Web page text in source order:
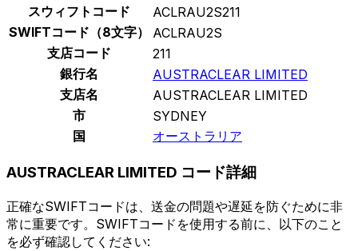
スウィフトコード
ACLRAU2S211
SWIFTコード（8文字）
ACLRAU2S
支店コード
211
銀行名
AUSTRACLEAR LIMITED
支店名
AUSTRACLEAR LIMITED
市
SYDNEY
国
オーストラリア
AUSTRACLEAR LIMITED コード詳細
正確なSWIFTコードは、送金の問題や遅延を防ぐために非
常に重要です。SWIFTコードを使用する前に、以下のこと
を必ず確認してください: